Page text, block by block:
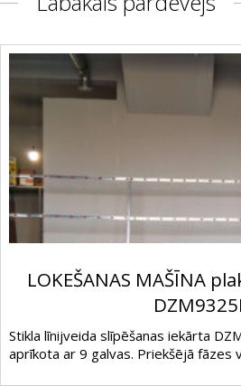
LOKEŠANAS MAŠĪNA
Stikla līnijveida slīpēšanas iekārta
aprīkota ar 9 galvas. Priekšējā fāzes